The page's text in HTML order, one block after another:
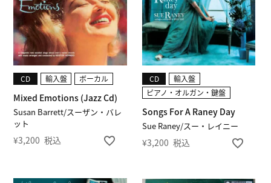
Susan Barrett/スーザン・バレ
ット
Mixed Emotions (Jazz Cd)
CD 輸入盤 ボーカル
¥3,200 税込
Sue Raney/スー・レイニー
Songs For A Raney Day
CD
輸入盤
ピアノ・オルガン・鍵盤
¥3,200 税込